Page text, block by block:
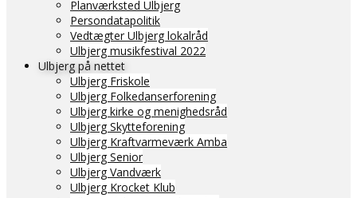
Planværksted Ulbjerg
Persondatapolitik
Vedtægter Ulbjerg lokalråd
Ulbjerg musikfestival 2022
Ulbjerg på nettet
Ulbjerg Friskole
Ulbjerg Folkedanserforening
Ulbjerg kirke og menighedsråd
Ulbjerg Skytteforening
Ulbjerg Kraftvarmeværk Amba
Ulbjerg Senior
Ulbjerg Vandværk
Ulbjerg Krocket Klub